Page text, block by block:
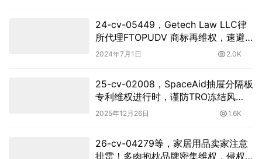
24-cv-05449，Getech Law LLC律
所代理FTOPUDV 商标再维权，速避
雷
2024年7月1日 2.0K
25-cv-02008，SpaceAid抽屉分隔板
专利维权进行时，谨防TRO冻结风
险！
2025年12月26日 1.6K
26-cv-04279等，家居用品卖家注意
排雷！多肉抱枕品牌密集维权，侵权